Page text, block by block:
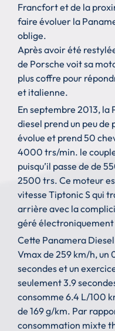
Francfort et de la
faire évoluer la
oblige.
Après avoir été
de Porsche voit sa
plus coffre pour
et italienne.
En septembre 2013, la
diesel prend un peu de
évolue et prend 50
4000 trs/min. le
puisqu’il passe de de
2500 trs. Ce moteur
vitesse Tiptonic S qui
arrière avec la
géré
Cette Panamera
Vmax de 259 km/h, un
secondes et un
seulement 3.9
consomme 6.4 L/100
de 169 g/km. Par
consommation mixte